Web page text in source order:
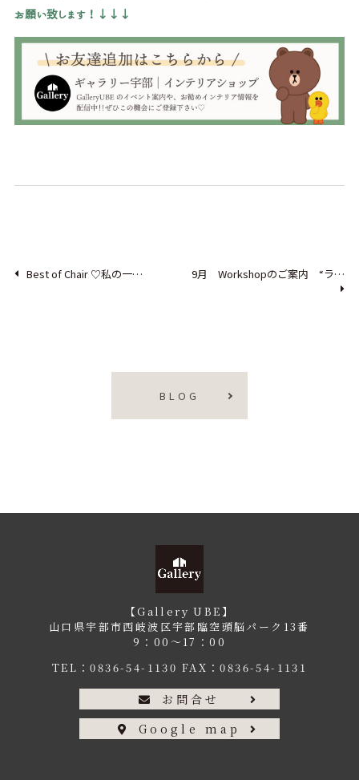
お願い致します！↓↓↓
Best of Chair ♡私の一… 9月 Workshopのご案内 “ラ…
BLOG
【Gallery UBE】
山口県宇部市西岐波区宇部臨空頭脳パーク13番
9：00〜17：00
TEL：0836-54-1130 FAX：0836-54-1131
お問合せ
Google map